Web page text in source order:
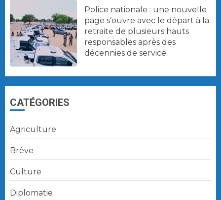
Police nationale : une nouvelle
page s’ouvre avec le départ à la
retraite de plusieurs hauts
responsables après des
décennies de service
CATÉGORIES
Agriculture
Brève
Culture
Diplomatie